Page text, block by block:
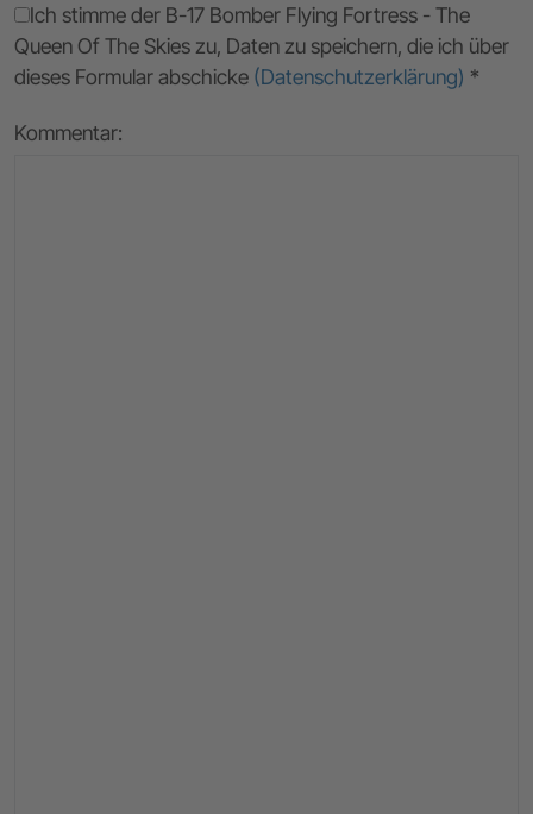
Ich stimme der B-17 Bomber Flying Fortress - The
Queen Of The Skies zu, Daten zu speichern, die ich über
dieses Formular abschicke (Datenschutzerklärung) *
Kommentar: